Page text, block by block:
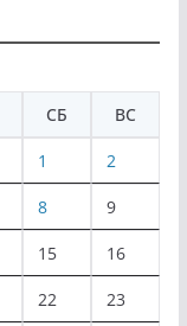
СБ ВС
1 2
8 9
15 16
22 23